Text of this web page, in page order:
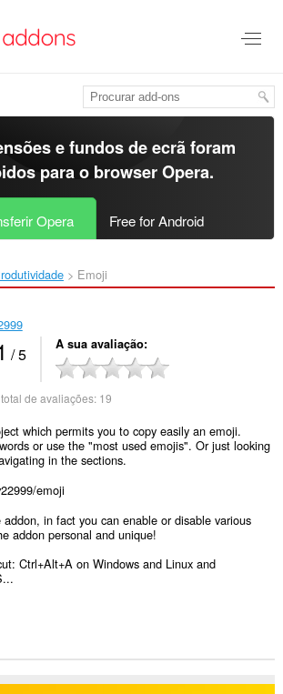
e fundos de ecrã foram
para o browser Opera.
Opera Free for Android
Emoji‎
/ 5 A sua avaliação
de avaliações: 19
which permits you to copy easily an emoji.
or use the "most used emojis". Or just looking
in the sections.
emoji
in fact you can enable or disable various
addon personal and unique!
Ctrl+Alt+A on Windows and Linux and